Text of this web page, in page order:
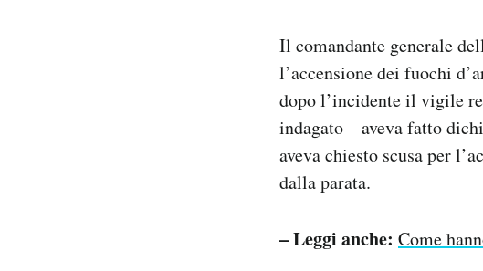
Il comandante generale
l’accensione dei fuochi
dopo l’incidente il vigile
indagato – aveva fatto
aveva chiesto scusa per
dalla parata.
– Leggi anche: Come